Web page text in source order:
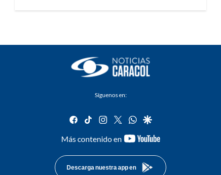
Síguenos en:
facebook
tiktok instagram
twitterwhatsapp
google
Más contenido en
youtube-
Descarga nuestra app en